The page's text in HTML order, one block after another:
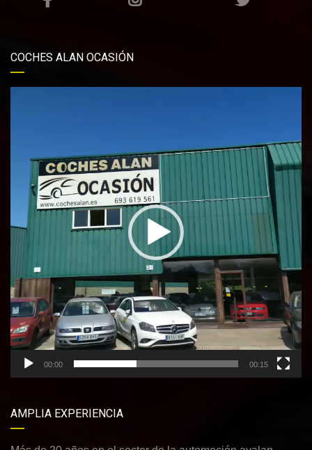
COCHES ALAN OCASIÓN
00:00 00:15
AMPLIA EXPERIENCIA